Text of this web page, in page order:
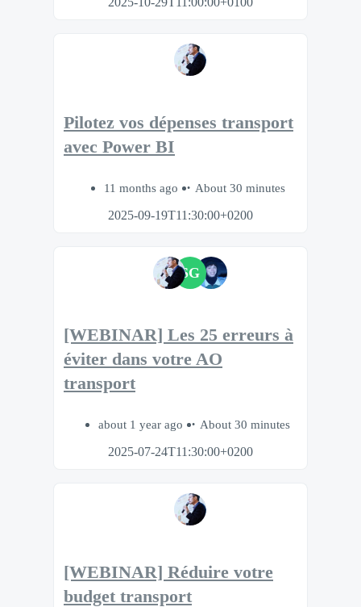
Pilotez vos dépenses transport
avec Power BI
11 months ago
About 30 minutes
2025-09-19T11:30:00+0200
SG
[WEBINAR] Les 25 erreurs à
éviter dans votre AO
transport
about 1 year ago
About 30 minutes
2025-07-24T11:30:00+0200
[WEBINAR] Réduire votre
budget transport